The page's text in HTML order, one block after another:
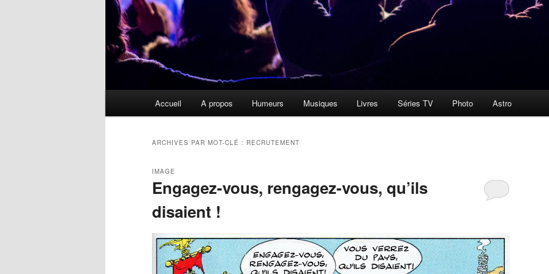
Accueil A propos Humeurs Musiques Livres Séries TV Photo Astro
ARCHIVES PAR MOT-CLÉ : RECRUTEMENT
Engagez-vous, rengagez-vous, qu’ils
disaient !
IMAGE